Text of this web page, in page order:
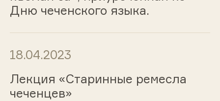
Дню чеченского языка.
18.04.2023
Лекция «Старинные ремесла
чеченцев»